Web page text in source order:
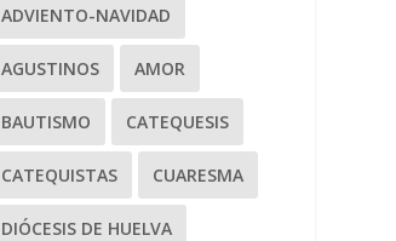
ADVIENTO-NAVIDAD
AGUSTINOS AMOR
BAUTISMO CATEQUESIS
CATEQUISTAS CUARESMA
DIÓCESIS DE HUELVA